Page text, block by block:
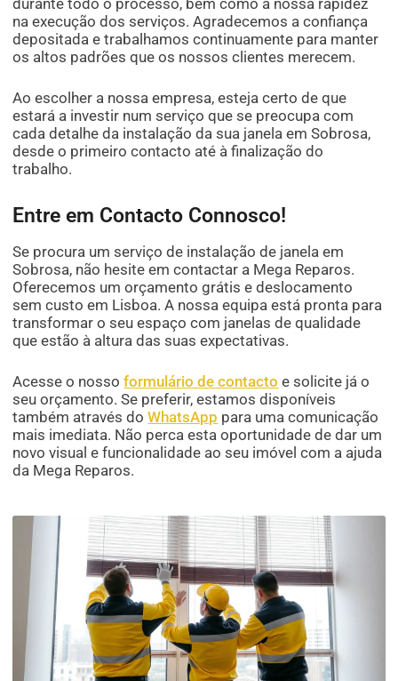
durante todo o processo, bem como a nossa rapidez
na execução dos serviços. Agradecemos a confiança
depositada e trabalhamos continuamente para manter
os altos padrões que os nossos clientes merecem.
Ao escolher a nossa empresa, esteja certo de que
estará a investir num serviço que se preocupa com
cada detalhe da instalação da sua janela em Sobrosa,
desde o primeiro contacto até à finalização do
trabalho.
Entre em Contacto Connosco!
Se procura um serviço de instalação de janela em
Sobrosa, não hesite em contactar a Mega Reparos.
Oferecemos um orçamento grátis e deslocamento
sem custo em Lisboa. A nossa equipa está pronta para
transformar o seu espaço com janelas de qualidade
que estão à altura das suas expectativas.
Acesse o nossoformulário de contacto e solicite já o
seu orçamento. Se preferir, estamos disponíveis
também através doWhatsApp para uma comunicação
mais imediata. Não perca esta oportunidade de dar um
novo visual e funcionalidade ao seu imóvel com a ajuda
da Mega Reparos.